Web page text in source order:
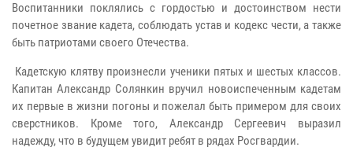
Воспитанники поклялись с гордостью и достоинством нести
почетное звание кадета, соблюдать устав и кодекс чести, а также
быть патриотами своего Отечества.
Кадетскую клятву произнесли ученики пятых и шестых классов.
Капитан Александр Солянкин вручил новоиспеченным кадетам
их первые в жизни погоны и пожелал быть примером для своих
сверстников. Кроме того, Александр Сергеевич выразил
надежду, что в будущем увидит ребят в рядах Росгвардии.